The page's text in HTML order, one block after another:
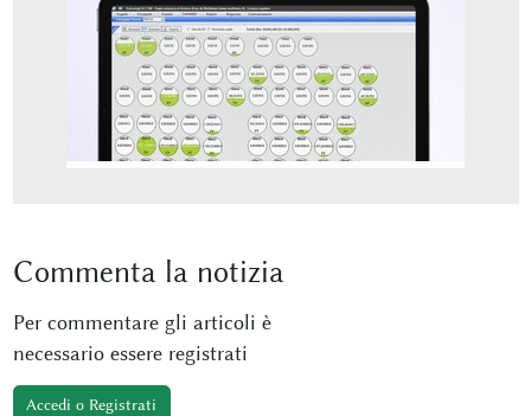
Commenta la notizia
Per commentare gli articoli è
necessario essere registrati
Accedi o Registrati